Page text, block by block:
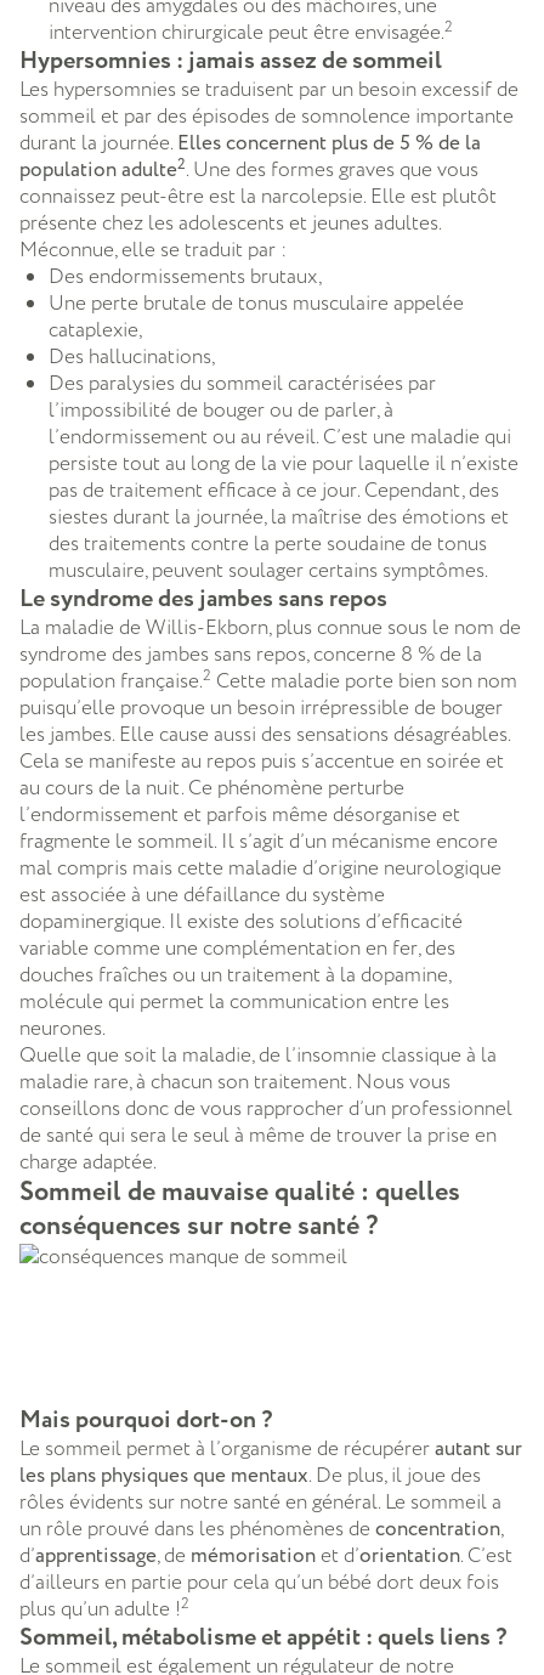
intervention chirurgicale peut être envisagée.2
Hypersomnies : jamais assez de sommeil
Les hypersomnies se traduisent par un besoin excessif de
sommeil et par des épisodes de somnolence importante
durant la journée. Elles concernent plus de 5 % de la
population adulte2. Une des formes graves que vous
connaissez peut-être est la narcolepsie. Elle est plutôt
présente chez les adolescents et jeunes adultes.
Méconnue, elle se traduit par :
Des endormissements brutaux,
Une perte brutale de tonus musculaire appelée
cataplexie,
Des hallucinations,
Des paralysies du sommeil caractérisées par
l’impossibilité de bouger ou de parler, à
l’endormissement ou au réveil. C’est une maladie qui
persiste tout au long de la vie pour laquelle il n’existe
pas de traitement efficace à ce jour. Cependant, des
siestes durant la journée, la maîtrise des émotions et
des traitements contre la perte soudaine de tonus
musculaire, peuvent soulager certains symptômes.
Le syndrome des jambes sans repos
La maladie de Willis-Ekborn, plus connue sous le nom de
syndrome des jambes sans repos, concerne 8 % de la
population française.2 Cette maladie porte bien son nom
puisqu’elle provoque un besoin irrépressible de bouger
les jambes. Elle cause aussi des sensations désagréables.
Cela se manifeste au repos puis s’accentue en soirée et
au cours de la nuit. Ce phénomène perturbe
l’endormissement et parfois même désorganise et
fragmente le sommeil. Il s’agit d’un mécanisme encore
mal compris mais cette maladie d’origine neurologique
est associée à une défaillance du système
dopaminergique. Il existe des solutions d’efficacité
variable comme une complémentation en fer, des
douches fraîches ou un traitement à la dopamine,
molécule qui permet la communication entre les
neurones.
Quelle que soit la maladie, de l’insomnie classique à la
maladie rare, à chacun son traitement. Nous vous
conseillons donc de vous rapprocher d’un professionnel
de santé qui sera le seul à même de trouver la prise en
charge adaptée.
Sommeil de mauvaise qualité : quelles
conséquences sur notre santé ?
Mais pourquoi dort-on ?
Le sommeil permet à l’organisme de récupérerautant sur
les plans physiques que mentaux. De plus, il joue des
rôles évidents sur notre santé en général. Le sommeil a
un rôle prouvé dans les phénomènes de concentration,
d’apprentissage, de mémorisationet d’orientation. C’est
d’ailleurs en partie pour cela qu’un bébé dort deux fois
plus qu’un adulte !2
Sommeil, métabolisme et appétit : quels liens ?
Le sommeil est également un régulateur de notre